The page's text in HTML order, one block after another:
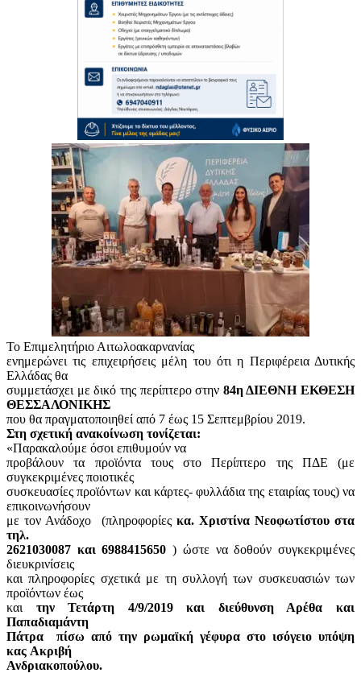
Το Επιμελητήριο Αιτωλοακαρνανίας
ενημερώνει τις επιχειρήσεις μέλη του ότι η Περιφέρεια Δυτικής
Ελλάδας θα
συμμετάσχει με δικό της περίπτερο στην 84η ΔΙΕΘΝΗ ΕΚΘΕΣΗ
ΘΕΣΣΑΛΟΝΙΚΗΣ
που θα πραγματοποιηθεί από 7 έως 15 Σεπτεμβρίου 2019.
Στη σχετική ανακοίνωση τονίζεται:
«Παρακαλούμε όσοι επιθυμούν να
προβάλουν τα προϊόντα τους στο Περίπτερο της ΠΔΕ (με
συγκεκριμένες ποιοτικές
συσκευασίες προϊόντων και κάρτες- φυλλάδια της εταιρίας τους) να
επικοινωνήσουν
με τον Ανάδοχο (πληροφορίες κα. Χριστίνα Νεοφωτίστου στα
τηλ.
2621030087 και 6988415650 ) ώστε να δοθούν συγκεκριμένες
διευκρινίσεις
και πληροφορίες σχετικά με τη συλλογή των συσκευασιών των
προϊόντων έως
και την Τετάρτη 4/9/2019 και διεύθυνση Αρέθα και
Παπαδιαμάντη
Πάτρα πίσω από την ρωμαϊκή γέφυρα στο ισόγειο υπόψη
κας Ακριβή
Ανδριακοπούλου.